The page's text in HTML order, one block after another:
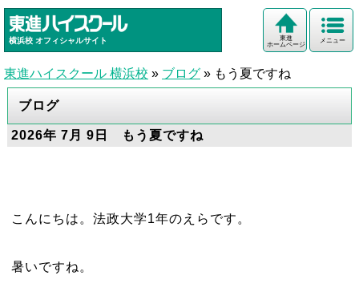
横浜校 オフィシャルサイト メニュー
東進
ホームページ
東進ハイスクール 横浜校 » ブログ » もう夏ですね
ブログ
2026年 7月 9日 もう夏ですね
こんにちは。法政大学1年のえらです。
暑いですね。